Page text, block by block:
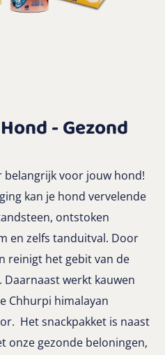
- Gezond
belangrijk voor jouw hond!
kan je hond vervelende
ontstoken
en zelfs tanduitval. Door
reinigt het gebit van de
werkt kauwen
Chhurpi himalayan
Het snackpakket is naast
onze gezonde beloningen,